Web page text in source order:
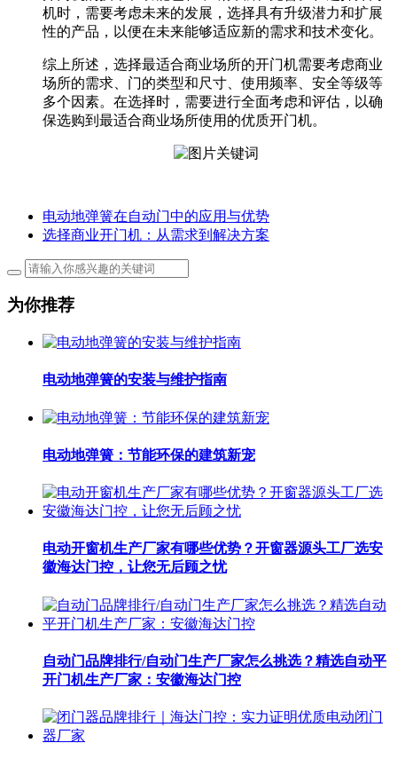
机时，需要考虑未来的发展，选择具有升级潜力和扩展
性的产品，以便在未来能够适应新的需求和技术变化。
综上所述，选择最适合商业场所的开门机需要考虑商业
场所的需求、门的类型和尺寸、使用频率、安全等级等
多个因素。在选择时，需要进行全面考虑和评估，以确
保选购到最适合商业场所使用的优质开门机。
电动地弹簧在自动门中的应用与优势
选择商业开门机：从需求到解决方案
为你推荐
电动地弹簧的安装与维护指南
电动地弹簧：节能环保的建筑新宠
电动开窗机生产厂家有哪些优势？开窗器源头工厂选安
徽海达门控，让您无后顾之忧
自动门品牌排行/自动门生产厂家怎么挑选？精选自动平
开门机生产厂家：安徽海达门控